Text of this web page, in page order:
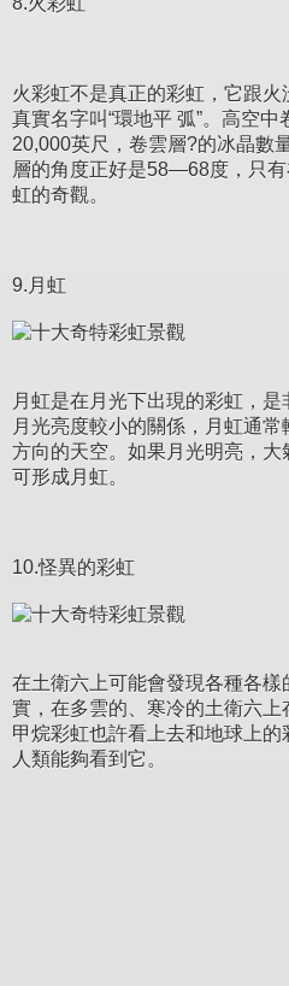
火彩虹不是真正的彩虹，它跟
真實名字叫“環地平 弧”。高空
20,000英尺，卷雲層?的冰晶數
層的角度正好是58—68度，只
虹的奇觀。
9.月虹
月虹是在月光下出現的彩虹，
月光亮度較小的關係，月虹通
方向的天空。如果月光明亮，
可形成月虹。
10.怪異的彩虹
在土衛六上可能會發現各種各
實，在多雲的、寒冷的土衛六上
甲烷彩虹也許看上去和地球上
人類能夠看到它。